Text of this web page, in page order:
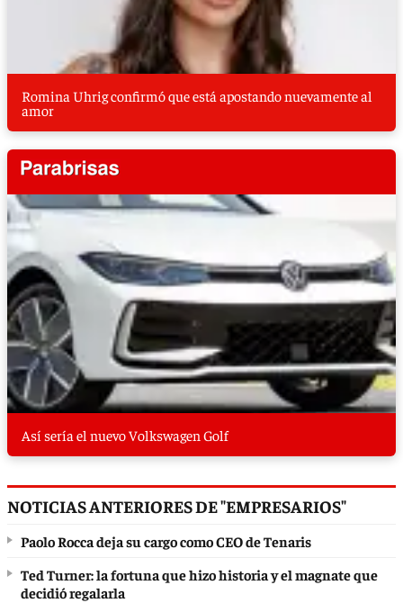
Romina Uhrig confirmó que está apostando nuevamente al
amor
Así sería el nuevo Volkswagen Golf
NOTICIAS ANTERIORES DE "EMPRESARIOS"
Paolo Rocca deja su cargo como CEO de Tenaris
Ted Turner: la fortuna que hizo historia y el magnate que
decidió regalarla